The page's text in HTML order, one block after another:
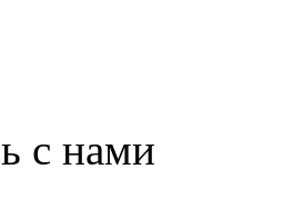
с нами